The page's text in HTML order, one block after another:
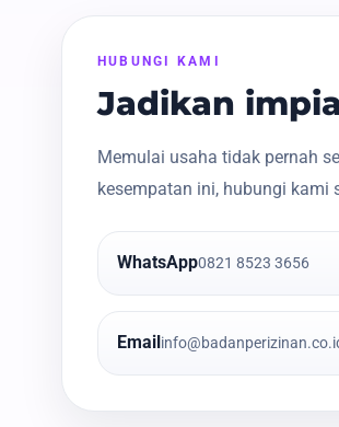
HUBUNGI KAMI
Jadikan
Memulai usaha tidak pernah
kesempatan ini, hubungi kami
WhatsApp0821 8523 3656
Email